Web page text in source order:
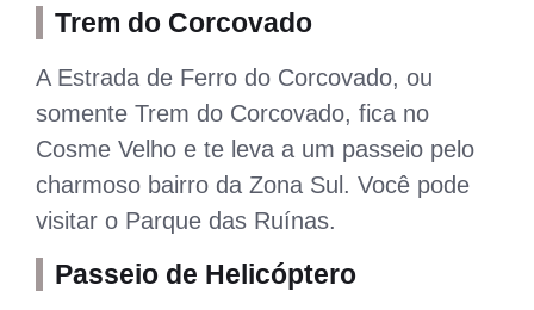
Trem do Corcovado
A Estrada de Ferro do Corcovado, ou
somente Trem do Corcovado, fica no
Cosme Velho e te leva a um passeio pelo
charmoso bairro da Zona Sul. Você pode
visitar o Parque das Ruínas.
Passeio de Helicóptero